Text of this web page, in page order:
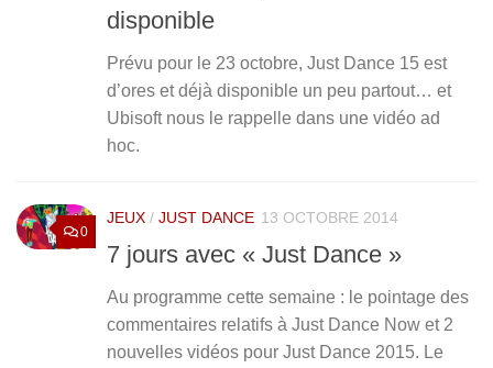
disponible
Prévu pour le 23 octobre, Just Dance 15 est
d’ores et déjà disponible un peu partout… et
Ubisoft nous le rappelle dans une vidéo ad
hoc.
0
JEUX / JUST DANCE 13 OCTOBRE 2014
7 jours avec « Just Dance »
Au programme cette semaine : le pointage des
commentaires relatifs à Just Dance Now et 2
nouvelles vidéos pour Just Dance 2015. Le